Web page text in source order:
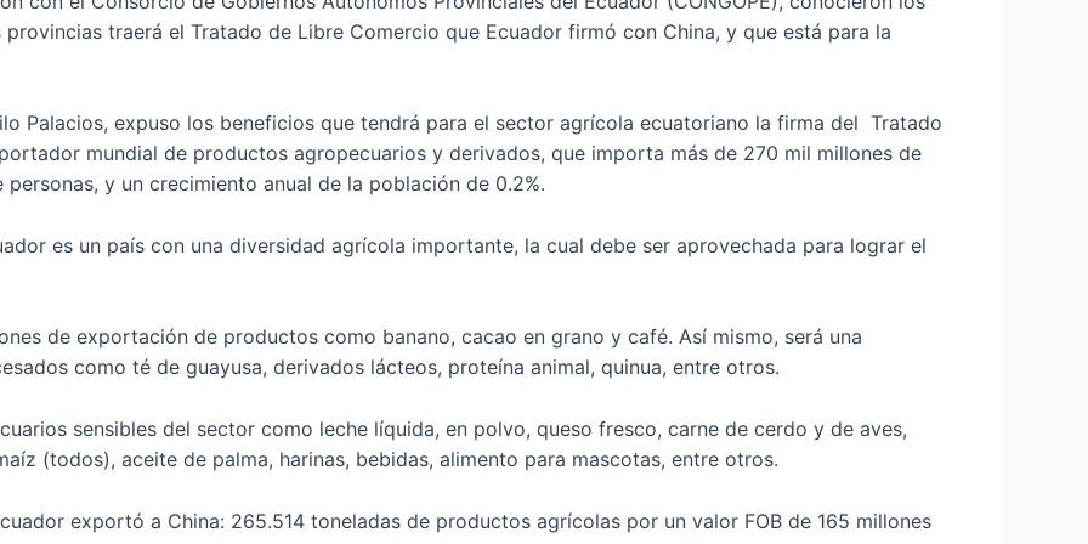
traerá el Tratado de Libre Comercio que Ecuador firmó con China, y que está para la
Palacios, expuso los beneficios que tendrá para el sector agrícola ecuatoriano la firma del Tratado
mundial de productos agropecuarios y derivados, que importa más de 270 mil millones de
y un crecimiento anual de la población de 0.2%.
es un país con una diversidad agrícola importante, la cual debe ser aprovechada para lograr el
de exportación de productos como banano, cacao en grano y café. Así mismo, será una
como té de guayusa, derivados lácteos, proteína animal, quinua, entre otros.
sensibles del sector como leche líquida, en polvo, queso fresco, carne de cerdo y de aves,
(todos), aceite de palma, harinas, bebidas, alimento para mascotas, entre otros.
exportó a China: 265.514 toneladas de productos agrícolas por un valor FOB de 165 millones